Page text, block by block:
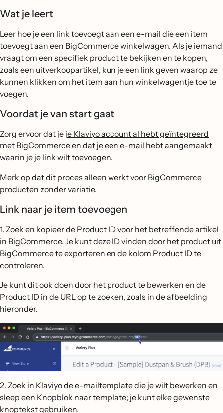
Wat je leert
Leer hoe je een link toevoegt aan een e-mail die een item
toevoegt aan een BigCommerce winkelwagen. Als je iemand
vraagt om een specifiek product te bekijken en te kopen,
zoals een uitverkoopartikel, kun je een link geven waarop ze
kunnen klikken om het item aan hun winkelwagentje toe te
voegen.
Voordat je van start gaat
Zorg ervoor dat je je Klaviyo account al hebt geïntegreerd
met BigCommerceen dat je een e-mail hebt aangemaakt
waarin je je link wilt toevoegen.
Merk op dat dit proces alleen werkt voor BigCommerce
producten zonder variatie.
Link naar je item toevoegen
1. Zoek en kopieer de Product ID voor het betreffende artikel
in BigCommerce. Je kunt deze ID vinden door het product uit
BigCommerce te exporteren en de kolom Product ID te
controleren.
Je kunt dit ook doen door het product te bewerken en de
Product ID in de URL op te zoeken, zoals in de afbeelding
hieronder.
2. Zoek in Klaviyo de e-mailtemplate die je wilt bewerken en
sleep een Knopblok naar template; je kunt elke gewenste
knoptekst gebruiken.